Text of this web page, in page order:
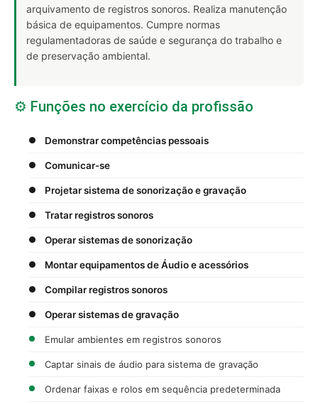
arquivamento de registros sonoros. Realiza manutenção
básica de equipamentos. Cumpre normas
regulamentadoras de saúde e segurança do trabalho e
de preservação ambiental.
⚙️ Funções no exercício da profissão
Demonstrar competências pessoais
Comunicar-se
Projetar sistema de sonorização e gravação
Tratar registros sonoros
Operar sistemas de sonorização
Montar equipamentos de Áudio e acessórios
Compilar registros sonoros
Operar sistemas de gravação
Emular ambientes em registros sonoros
Captar sinais de áudio para sistema de gravação
Ordenar faixas e rolos em sequência predeterminada